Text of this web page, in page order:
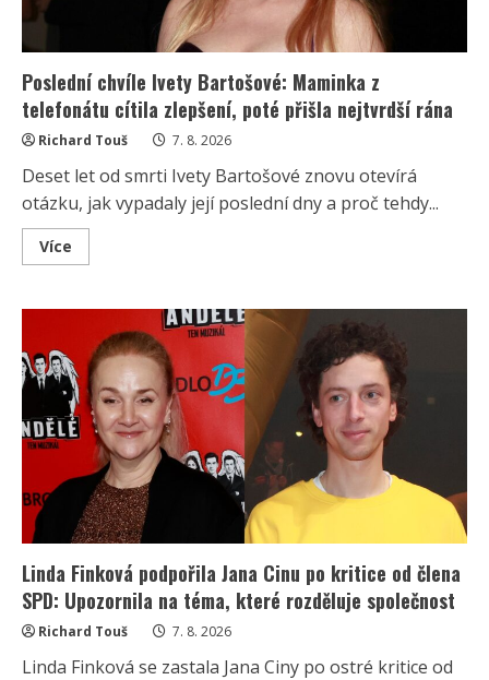
Poslední chvíle Ivety Bartošové: Maminka z
telefonátu cítila zlepšení, poté přišla nejtvrdší rána
Richard Touš 7. 8. 2026
Deset let od smrti Ivety Bartošové znovu otevírá
otázku, jak vypadaly její poslední dny a proč tehdy...
Více
more
chvíle
Bartošové:
Maminka
z
telefonátu
cítila
zlepšení,
poté
přišla
nejtvrdší
rána
Linda Finková podpořila Jana Cinu po kritice od člena
SPD: Upozornila na téma, které rozděluje společnost
Richard Touš 7. 8. 2026
Linda Finková se zastala Jana Ciny po ostré kritice od